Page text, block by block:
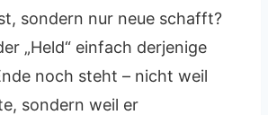
sondern nur neue schafft?
„Held“ einfach derjenige
noch steht – nicht weil
sondern weil er